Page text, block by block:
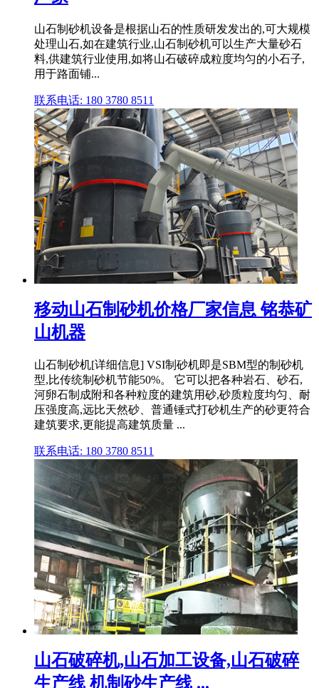
山石制砂机设备是根据山石的性质研发发出的,可大规模
处理山石,如在建筑行业,山石制砂机可以生产大量砂石
料,供建筑行业使用,如将山石破碎成粒度均匀的小石子,
用于路面铺...
联系电话: 180 3780 8511
移动山石制砂机价格厂家信息 铭恭矿
山机器
山石制砂机[详细信息] VSI制砂机即是SBM型的制砂机
型,比传统制砂机节能50%。 它可以把各种岩石、砂石,
河卵石制成附和各种粒度的建筑用砂,砂质粒度均匀、耐
压强度高,远比天然砂、普通锤式打砂机生产的砂更符合
建筑要求,更能提高建筑质量 ...
联系电话: 180 3780 8511
山石破碎机,山石加工设备,山石破碎
生产线 机制砂生产线 ...